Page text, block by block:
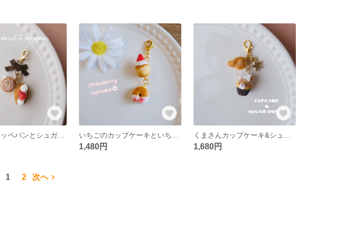
いちごのコッペパンとシュガークリームドーナツのチャーム ✽ ミニチュアスイーツ/フェイクスイーツ/食品サンプル
1,480円 1,680円
1 2 次へ